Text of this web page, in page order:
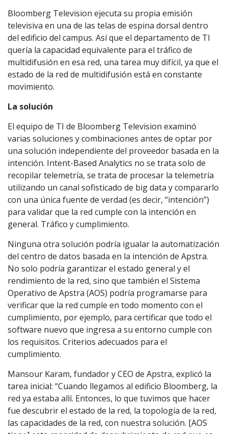
Bloomberg Television ejecuta su propia emisión
televisiva en una de las telas de espina dorsal dentro
del edificio del campus. Así que el departamento de TI
quería la capacidad equivalente para el tráfico de
multidifusión en esa red, una tarea muy difícil, ya que el
estado de la red de multidifusión está en constante
movimiento.
La solución
El equipo de TI de Bloomberg Television examinó
varias soluciones y combinaciones antes de optar por
una solución independiente del proveedor basada en la
intención. Intent-Based Analytics no se trata solo de
recopilar telemetría, se trata de procesar la telemetría
utilizando un canal sofisticado de big data y compararlo
con una única fuente de verdad (es decir, “intención”)
para validar que la red cumple con la intención en
general. Tráfico y cumplimiento.
Ninguna otra solución podría igualar la automatización
del centro de datos basada en la intención de Apstra.
No solo podría garantizar el estado general y el
rendimiento de la red, sino que también el Sistema
Operativo de Apstra (AOS) podría programarse para
verificar que la red cumple en todo momento con el
cumplimiento, por ejemplo, para certificar que todo el
software nuevo que ingresa a su entorno cumple con
los requisitos. Criterios adecuados para el
cumplimiento.
Mansour Karam, fundador y CEO de Apstra, explicó la
tarea inicial: “Cuando llegamos al edificio Bloomberg, la
red ya estaba allí. Entonces, lo que tuvimos que hacer
fue descubrir el estado de la red, la topología de la red,
las capacidades de la red, con nuestra solución. [AOS